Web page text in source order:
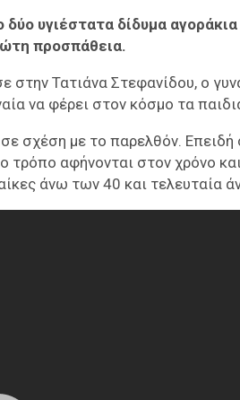
υγιέστατα δίδυμα
προσπάθεια.
στην Τατιάνα Στεφανίδου, ο
να φέρει στον κόσμο τα
σχέση με το παρελθόν. Επειδή
τρόπο αφήνονται στον χρόνο
άνω των 40 και τελευταία